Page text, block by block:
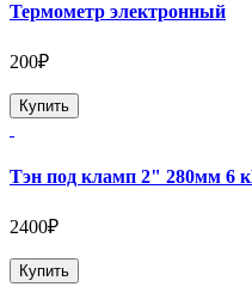
Термометр электронный
200₽
Купить
Тэн под кламп 2" 280мм 6
2400₽
Купить